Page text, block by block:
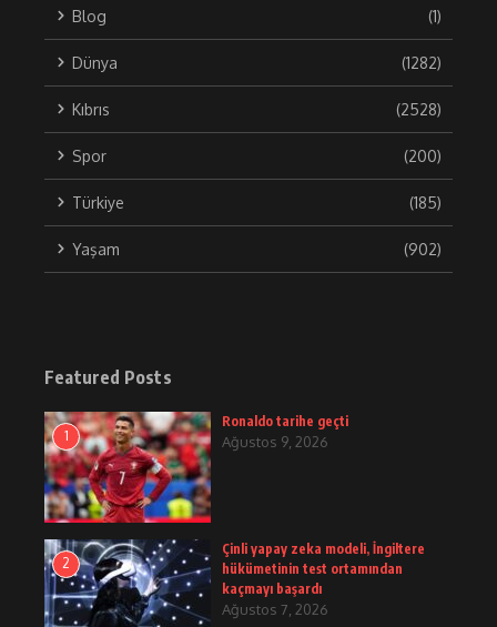
Blog (1)
Dünya (1282)
Kıbrıs (2528)
Spor (200)
Türkiye (185)
Yaşam (902)
Featured Posts
1
Ronaldo tarihe geçti
Ağustos 9, 2026
2
Çinli yapay zeka modeli, İngiltere
hükümetinin test ortamından
kaçmayı başardı
Ağustos 7, 2026